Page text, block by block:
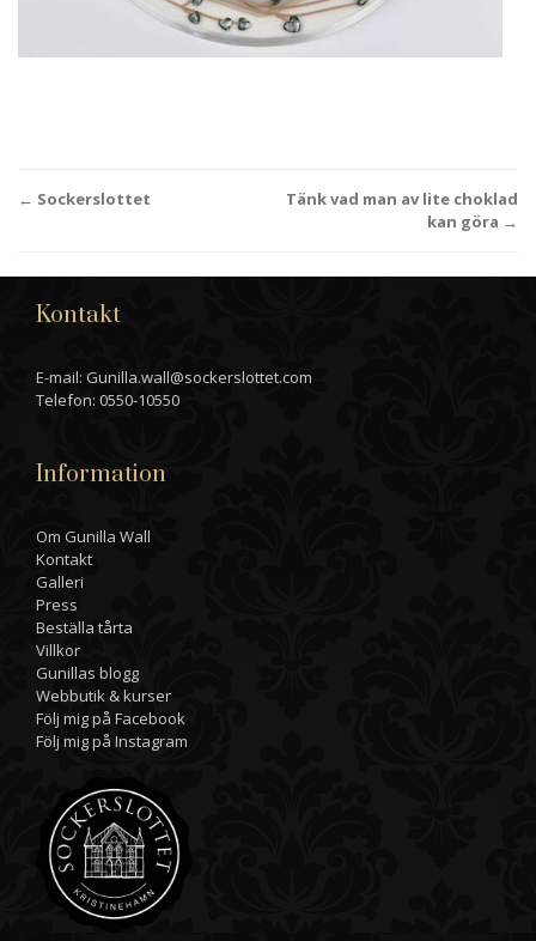
Post
← Sockerslottet
Tänk vad man av lite choklad
kan göra →
Kontakt
E-mail: Gunilla.wall@sockerslottet.com
Telefon: 0550-10550
Information
Om Gunilla Wall
Kontakt
Galleri
Press
Beställa tårta
Villkor
Gunillas blogg
Webbutik & kurser
Följ mig på Facebook
Följ mig på Instagram